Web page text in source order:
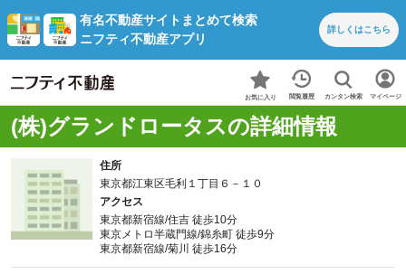
有名不動産サイトまとめて検索
ニフティ不動産アプリ
詳しくはこちら
お気に入り 閲覧履歴 カンタン検索 マイページ
(株)グランドロータスの詳細情報
住所
東京都江東区毛利１丁目６－１０
アクセス
東京都新宿線/住吉 徒歩10分
東京メトロ半蔵門線/錦糸町 徒歩9分
東京都新宿線/菊川 徒歩16分